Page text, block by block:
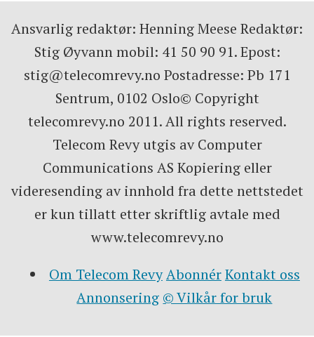
Ansvarlig redaktør: Henning Meese Redaktør:
Stig Øyvann mobil: 41 50 90 91. Epost:
stig@telecomrevy.no Postadresse: Pb 171
Sentrum, 0102 Oslo© Copyright
telecomrevy.no 2011. All rights reserved.
Telecom Revy utgis av Computer
Communications AS Kopiering eller
videresending av innhold fra dette nettstedet
er kun tillatt etter skriftlig avtale med
www.telecomrevy.no
Om Telecom RevyAbonnérKontakt oss
Annonsering © Vilkår for bruk